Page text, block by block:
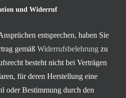
und Widerruf
entsprechen, haben Sie
gemäß Widerrufsbelehrung zu
besteht nicht bei Verträgen
für deren Herstellung eine
oder Bestimmung durch den